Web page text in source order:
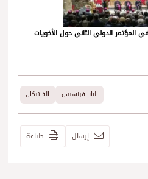
المؤتمر الدولي الثاني حول الأخويات
البابا فرنسيس الفاتيكان
إرسال طباعة